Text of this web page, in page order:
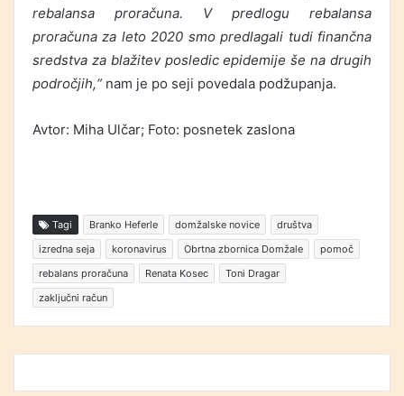
rebalansa proračuna. V predlogu rebalansa
proračuna za leto 2020 smo predlagali tudi finančna
sredstva za blažitev posledic epidemije še na drugih
področjih,“ nam je po seji povedala podžupanja.
Avtor: Miha Ulčar; Foto: posnetek zaslona
Tagi Branko Heferle domžalske novice
društva
izredna seja
koronavirus Obrtna zbornica Domžale
pomoč
rebalans proračuna
Renata Kosec
Toni Dragar
zaključni račun